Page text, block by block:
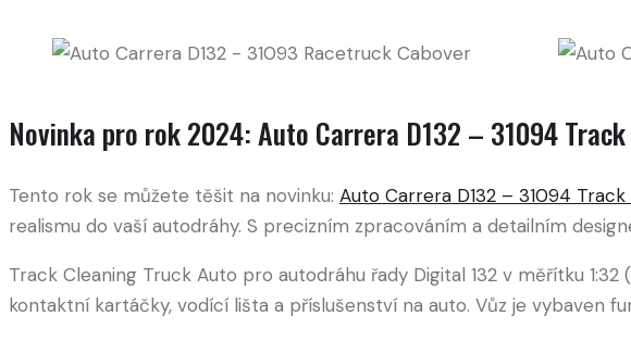
Novinka pro rok 2024: Auto Carrera D132 – 31094
Tento rok se můžete těšit na novinku: Auto Carrera D132 – 31094
realismu do vaší autodráhy. S precizním zpracováním a detailním
Track Cleaning Truck Auto pro autodráhu řady Digital 132 v měřítku
kontaktní kartáčky, vodící lišta a příslušenství na auto. Vůz je vybaven